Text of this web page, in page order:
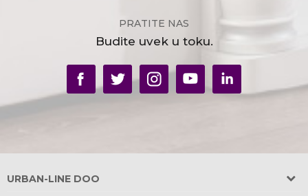
PRATITE NAS
Budite uvek u toku.
URBAN-LINE DOO